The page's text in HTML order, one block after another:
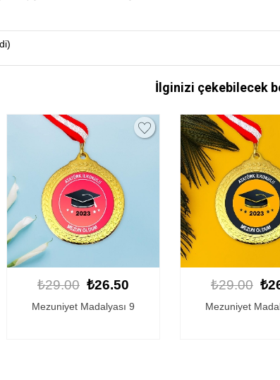
İlginizi çekebilecek
₺29.00 ₺26.50
Mezuniyet Madalyası 5
₺29.00
Kişiye Özel